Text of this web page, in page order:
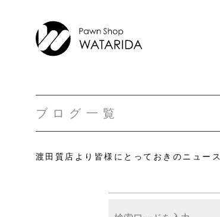
ブログ一覧
渡田質店より皆様にとっておきのニュー